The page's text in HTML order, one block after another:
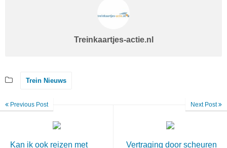
Treinkaartjes-actie.nl
Trein Nieuws
Previous Post
Kan ik ook reizen met
Next Post
Vertraging door scheuren